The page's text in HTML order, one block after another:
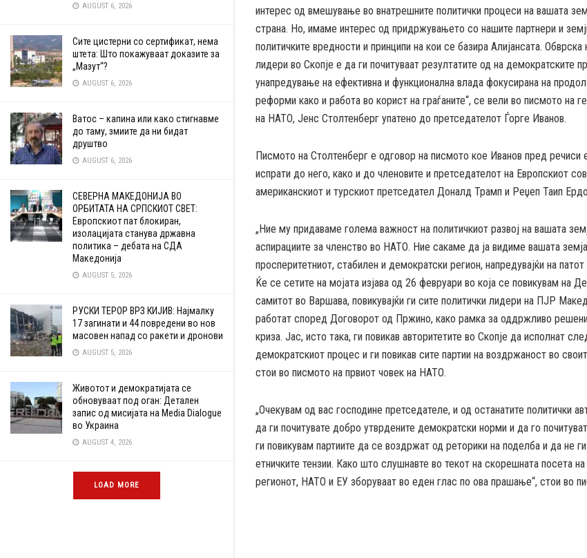
AUGUST 6, 2026
Сите цистерни со сертификат, нема
штета: Што покажуваат доказите за
„Мазут“?
AUGUST 6, 2026
Ватос – капина или како стигнавме
до таму, змиите да ни бидат
друштво
AUGUST 6, 2026
СЕВЕРНА МАКЕДОНИЈА ВО
ОРБИТАТА НА СРПСКИОТ СВЕТ:
Европскиот пат блокиран,
изолацијата станува државна
политика – дебата на СДА
Македонија
AUGUST 5, 2026
РУСКИ ТЕРОР ВРЗ КИЈИВ: Најмалку
17 загинати и 44 повредени во нов
масовен напад со ракети и дронови
AUGUST 5, 2026
Животот и демократијата се
обновуваат под оган: Детален
запис од мисијата на Media Dialogue
во Украина
AUGUST 4, 2026
LOAD MORE
интерес од вмешување во внатрешните политички процеси на вашата
страна. Но, имаме интерес од придржувањето со нашите партнери и
политичките вредности и принципи на кои се базира Алијансата. Обврска
лидери во Скопје е да ги почитуваат резултатите од на демократските
унапредување на ефективна и функционална влада фокусирана на
реформи како и работа во корист на граѓаните“, се вели во писмото на
на НАТО, Јенс Столтенберг упатено до претседателот Ѓорге Иванов.
Писмото на Столтенберг е одговор на писмото кое Иванов пред речиси
испрати до него, како и до членовите и претседателот на Европскиот
американскиот и турскиот претседател Доналд Трамп и Реџеп Таип
„Ние му придаваме голема важност на политичкиот развој на вашата
аспирациите за членство во НАТО. Ние сакаме да ја видиме вашата
просперитетниот, стабилен и демократски регион, напредувајќи на патот
Ќе се сетите на мојата изјава од 26 февруари во која се повикувам на
самитот во Варшава, повикувајќи ги сите политички лидери на ПЈР
работат според Договорот од Пржино, како рамка за оддржливо
криза. Јас, исто така, ги повикав авторитетите во Скопје да исполнат
демократскиот процес и ги повикав сите партии на воздржаност во
стои во писмото на првиот човек на НАТО.
„Очекувам од вас господине претседателе, и од останатите политички
да ги почитувате добро утврдените демократски норми и да го
ги повикувам партиите да се воздржат од реторики на поделба и да не
етничките тензии. Како што слушнавте во текот на скорешната посета
регионот, НАТО и ЕУ зборуваат во еден глас по ова прашање“, стои во